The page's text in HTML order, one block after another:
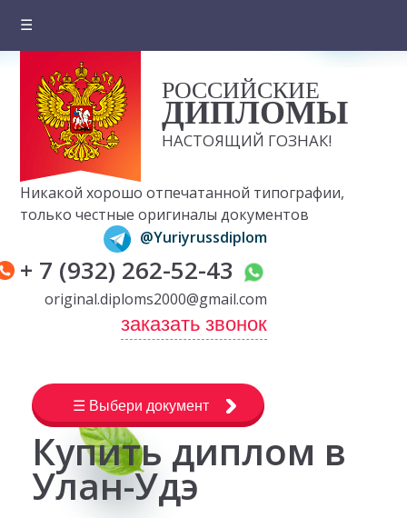
☰
О компании
Цены на документы
Вопросы и ответы
Отзывы клиентов
Оплата и доставка
Контакты
РОССИЙСКИЕ
ДИПЛОМЫ
НАСТОЯЩИЙ ГОЗНАК!
Никакой хорошо отпечатанной типографии,
только честные оригиналы документов
@Yuriyrussdiplom
+ 7 (932) 262-52-43
original.diploms2000@gmail.com
заказать звонок
☰ Выбери документ
Купить диплом в
Улан-Удэ